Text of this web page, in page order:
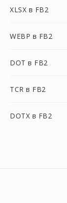
XLSX в FB2
WEBP в FB2
DOT в FB2
TCR в FB2
DOTX в FB2